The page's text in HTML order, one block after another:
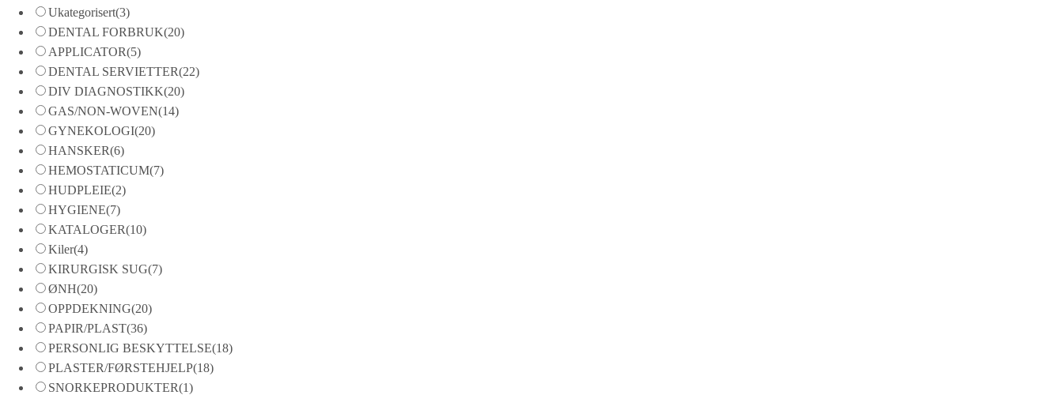
Ukategorisert(3)
DENTAL FORBRUK(20)
APPLICATOR(5)
DENTAL SERVIETTER(22)
DIV DIAGNOSTIKK(20)
GAS/NON-WOVEN(14)
GYNEKOLOGI(20)
HANSKER(6)
HEMOSTATICUM(7)
HUDPLEIE(2)
HYGIENE(7)
KATALOGER(10)
Kiler(4)
KIRURGISK SUG(7)
ØNH(20)
OPPDEKNING(20)
PAPIR/PLAST(36)
PERSONLIG BESKYTTELSE(18)
PLASTER/FØRSTEHJELP(18)
SNORKEPRODUKTER(1)